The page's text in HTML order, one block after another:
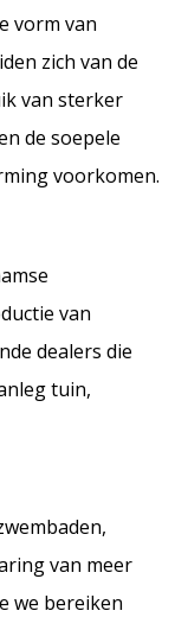
vorm van
zich van de
van sterker
de soepele
voorkomen.
van
dealers die
tuin,
van meer
we bereiken